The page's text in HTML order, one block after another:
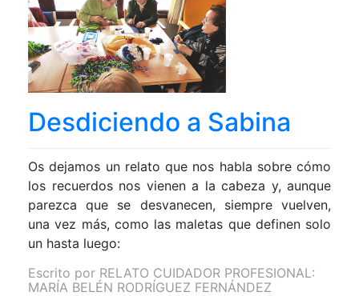
Desdiciendo a Sabina
Os dejamos un relato que nos habla sobre cómo
los recuerdos nos vienen a la cabeza y, aunque
parezca que se desvanecen, siempre vuelven,
una vez más, como las maletas que definen solo
un hasta luego:
Escrito por RELATO CUIDADOR PROFESIONAL:
MARÍA BELÉN RODRÍGUEZ FERNÁNDEZ